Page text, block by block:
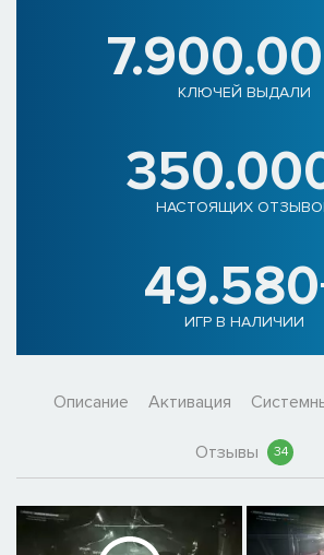
КЛЮЧЕЙ ВЫДАЛИ
НАСТОЯЩИХ
ИГР В НАЛИЧИИ
Описание Активация
Отзывы 34